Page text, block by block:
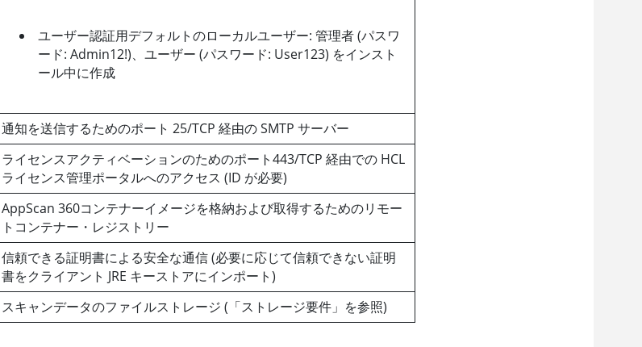
ユーザー認証用デフォルトのローカルユーザー: 管理者 (パスワ
ード: Admin12!)、ユーザー (パスワード: User123) をインスト
ール中に作成
通知を送信するためのポート 25/TCP 経由の SMTP サーバー
ライセンスアクティベーションのためのポート443/TCP 経由での HCL
ライセンス管理ポータルへのアクセス (ID が必要)
AppScan 360コンテナーイメージを格納および取得するためのリモー
トコンテナー・レジストリー
信頼できる証明書による安全な通信 (必要に応じて信頼できない証明
書をクライアント JRE キーストアにインポート)
スキャンデータのファイルストレージ (「ストレージ要件」を参照)